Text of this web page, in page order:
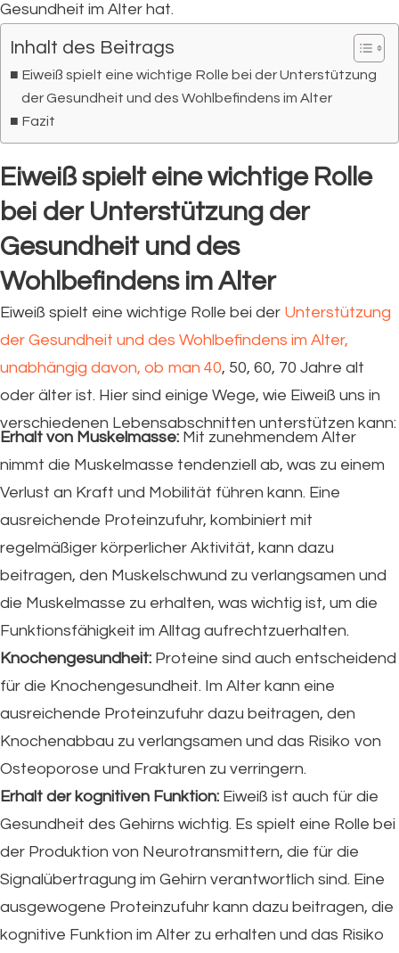
Gesundheit im Alter hat.
Inhalt des Beitrags
Eiweiß spielt eine wichtige Rolle bei der Unterstützung
der Gesundheit und des Wohlbefindens im Alter
Fazit
Eiweiß spielt eine wichtige Rolle
bei der Unterstützung der
Gesundheit und des
Wohlbefindens im Alter
Eiweiß spielt eine wichtige Rolle bei der Unterstützung
der Gesundheit und des Wohlbefindens im Alter,
unabhängig davon, ob man 40, 50, 60, 70 Jahre alt
oder älter ist. Hier sind einige Wege, wie Eiweiß uns in
verschiedenen Lebensabschnitten unterstützen kann:
Erhalt von Muskelmasse: Mit zunehmendem Alter
nimmt die Muskelmasse tendenziell ab, was zu einem
Verlust an Kraft und Mobilität führen kann. Eine
ausreichende Proteinzufuhr, kombiniert mit
regelmäßiger körperlicher Aktivität, kann dazu
beitragen, den Muskelschwund zu verlangsamen und
die Muskelmasse zu erhalten, was wichtig ist, um die
Funktionsfähigkeit im Alltag aufrechtzuerhalten.
Knochengesundheit: Proteine sind auch entscheidend
für die Knochengesundheit. Im Alter kann eine
ausreichende Proteinzufuhr dazu beitragen, den
Knochenabbau zu verlangsamen und das Risiko von
Osteoporose und Frakturen zu verringern.
Erhalt der kognitiven Funktion: Eiweiß ist auch für die
Gesundheit des Gehirns wichtig. Es spielt eine Rolle bei
der Produktion von Neurotransmittern, die für die
Signalübertragung im Gehirn verantwortlich sind. Eine
ausgewogene Proteinzufuhr kann dazu beitragen, die
kognitive Funktion im Alter zu erhalten und das Risiko